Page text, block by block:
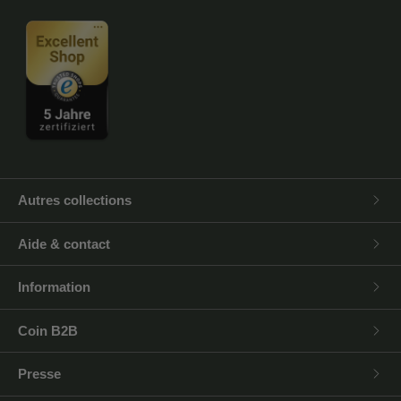
Autres collections
Aide & contact
Information
Coin B2B
Presse